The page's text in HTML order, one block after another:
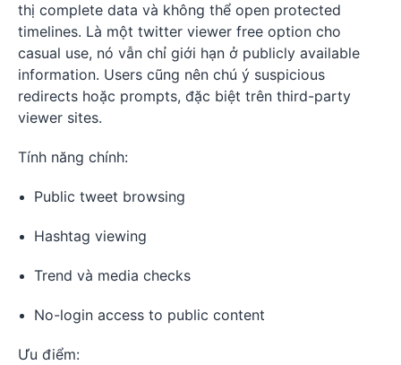
thị complete data và không thể open protected
timelines. Là một twitter viewer free option cho
casual use, nó vẫn chỉ giới hạn ở publicly available
information. Users cũng nên chú ý suspicious
redirects hoặc prompts, đặc biệt trên third-party
viewer sites.
Tính năng chính:
Public tweet browsing
Hashtag viewing
Trend và media checks
No-login access to public content
Ưu điểm: